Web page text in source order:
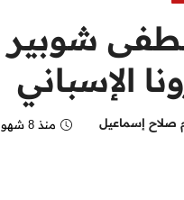
شوبير
الإسباني
صلاح إسماعيل منذ 8 شهور